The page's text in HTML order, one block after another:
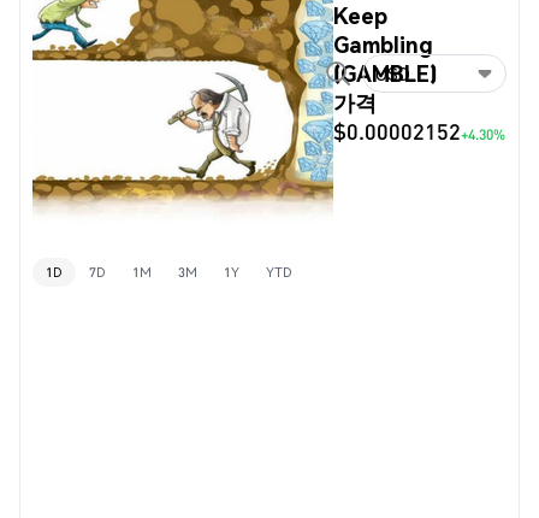
Keep
Gambling
(GAMBLE)
가격
$0.00002152+4.30%
USD
1D 7D 1M 3M 1Y YTD